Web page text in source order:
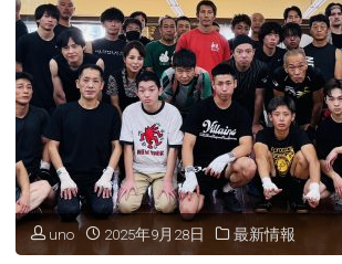
拶"
uno 2025年9月28日 最新情報